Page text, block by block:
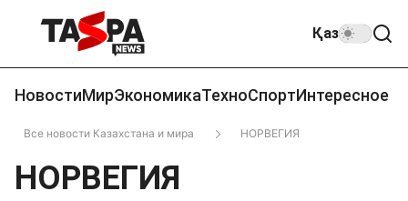
Қаз
НовостиМирЭкономикаТехноСпортИнтересное
Все новости Казахстана и мира НОРВЕГИЯ
НОРВЕГИЯ